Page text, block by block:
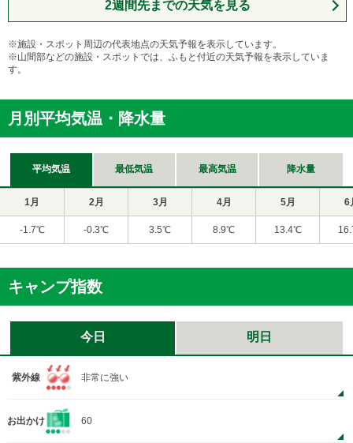
2週間先までの天気を見る
※施設・スポット周辺の代表地点の天気予報を表示しています。
※山間部などの施設・スポットでは、ふもと付近の天気予報を表示していま
す。
月別平均気温・降水量
平均気温 最低気温 最高気温 降水量
1月 2月 3月 4月 5月 6
-1.7℃ -0.3℃ 3.5℃ 8.9℃ 13.4℃
キャンプ指数
今日 明日
紫外線 非常に強い
お出かけ 60